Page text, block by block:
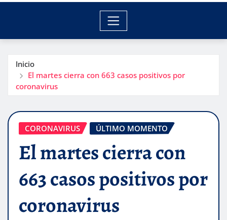
Inicio
El martes cierra con 663 casos positivos por
coronavirus
CORONAVIRUS ÚLTIMO MOMENTO
El martes cierra con
663 casos positivos por
coronavirus